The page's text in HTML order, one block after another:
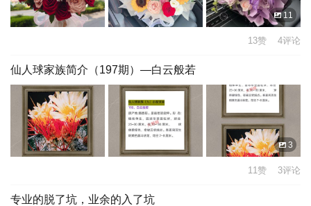
11
13赞 4评论
仙人球家族简介（197期）—白云般若
3
11赞 3评论
专业的脱了坑，业余的入了坑